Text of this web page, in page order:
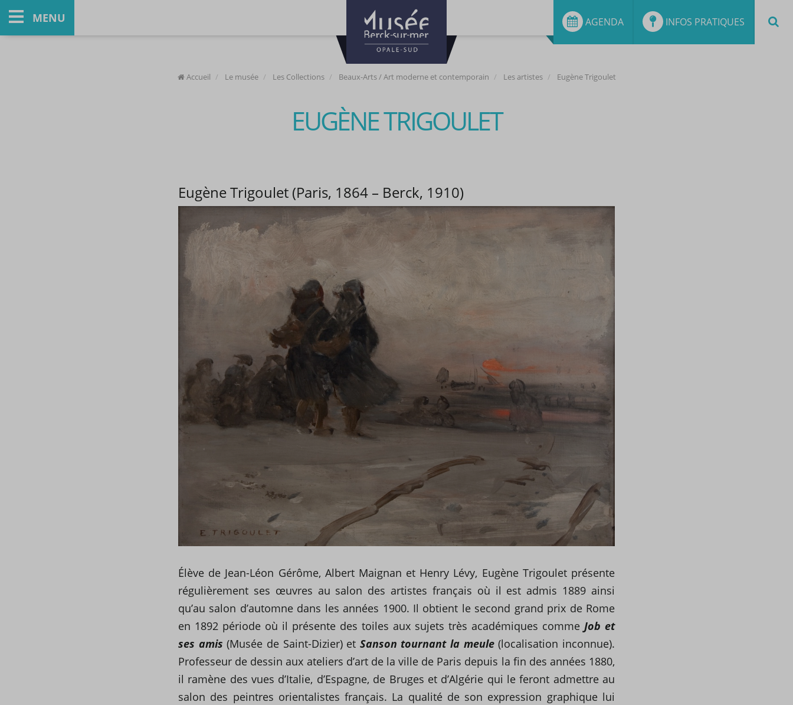
MENU AGENDA INFOS PRATIQUES
Accueil Le musée Les Collections Beaux-Arts / Art moderne et contemporain Les artistes Eugène Trigoulet
EUGÈNE TRIGOULET
Eugène Trigoulet (Paris, 1864 – Berck, 1910)
Élève de Jean-Léon Gérôme, Albert Maignan et Henry Lévy, Eugène Trigoulet présente
régulièrement ses œuvres au salon des artistes français où il est admis 1889 ainsi
qu’au salon d’automne dans les années 1900. Il obtient le second grand prix de Rome
en 1892 période où il présente des toiles aux sujets très académiques comme Job et
ses amis (Musée de Saint-Dizier) et Sanson tournant la meule(localisation inconnue).
Professeur de dessin aux ateliers d’art de la ville de Paris depuis la fin des années 1880,
il ramène des vues d’Italie, d’Espagne, de Bruges et d’Algérie qui le feront admettre au
salon des peintres orientalistes français. La qualité de son expression graphique lui